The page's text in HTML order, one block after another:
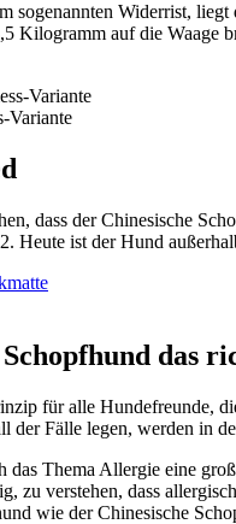
soge­nann­ten Wider­rist,
Kilo­gramm auf die Waa­ge
Vari­an­te
dass der Chi­ne­si­sche
Heu­te ist der Hund
das
für alle Hun­de­freun­de,
der Fäl­le legen, wer­den in
The­ma All­er­gie eine
zu ver­ste­hen, dass
wie der Chi­ne­si­sche